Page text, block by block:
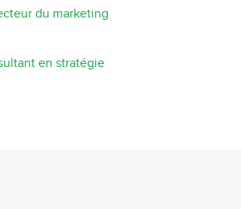
du marketing
en stratégie